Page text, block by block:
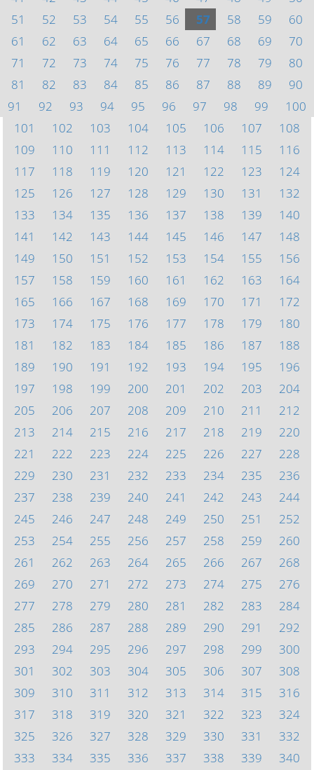
51
52 53 54 55 56 57 58 59
60
61
62 63 64 65 66 67 68 69
70
71
72 73 74 75 76 77 78 79
80
81
82 83 84 85 86 87 88 89
90
91
92 93 94 95 96 97 98 99
100
101
102 103 104 105 106 107
108
109
110 111 112 113 114 115
116
117
118 119 120 121 122 123
124
125
126 127 128 129 130 131
132
133
134 135 136 137 138 139
140
141
142 143 144 145 146 147
148
149
150 151 152 153 154 155
156
157
158 159 160 161 162 163
164
165
166 167 168 169 170 171
172
173
174 175 176 177 178 179
180
181
182 183 184 185 186 187
188
189
190 191 192 193 194 195
196
197
198 199 200 201 202 203
204
205
206 207 208 209 210 211
212
213
214 215 216 217 218 219
220
221
222 223 224 225 226 227
228
229
230 231 232 233 234 235
236
237
238 239 240 241 242 243
244
245
246 247 248 249 250 251
252
253
254 255 256 257 258 259
260
261
262 263 264 265 266 267
268
269
270 271 272 273 274 275
276
277
278 279 280 281 282 283
284
285
286 287 288 289 290 291
292
293
294 295 296 297 298 299
300
301
302 303 304 305 306 307
308
309
310 311 312 313 314 315
316
317
318 319 320 321 322 323
324
325
326 327 328 329 330 331
332
333
334 335 336 337 338 339 340